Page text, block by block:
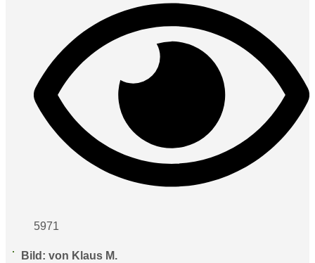
5971
Bild: von Klaus M.